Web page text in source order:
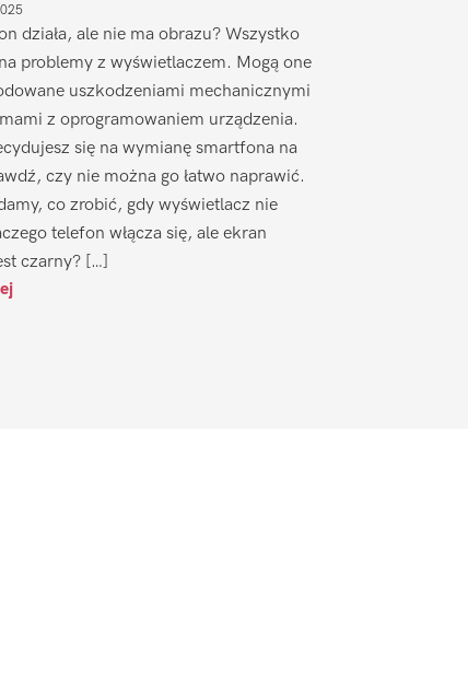
działa, ale nie ma obrazu? Wszystko
problemy z wyświetlaczem. Mogą one
uszkodzeniami mechanicznymi
z oprogramowaniem urządzenia.
się na wymianę smartfona na
czy nie można go łatwo naprawić.
co zrobić, gdy wyświetlacz nie
telefon włącza się, ale ekran
czarny? […]